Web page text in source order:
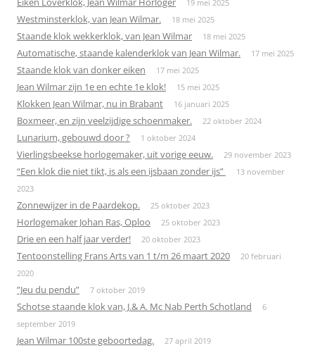
19 mei 2025
Westminsterklok, van Jean Wilmar. 18 mei 2025
Staande klok wekkerklok, van Jean Wilmar 18 mei 2025
Automatische, staande kalenderklok van Jean Wilmar. 17 mei 2025
Staande klok van donker eiken 17 mei 2025
Jean Wilmar zijn 1e en echte 1e klok! 15 mei 2025
Klokken Jean Wilmar, nu in Brabant 16 januari 2025
Boxmeer, en zijn veelzijdige schoenmaker. 22 oktober 2024
Lunarium, gebouwd door ? 1 oktober 2024
Vierlingsbeekse horlogemaker, uit vorige eeuw. 29 november 2023
“Een klok die niet tikt, is als een ijsbaan zonder ijs”
13 november
2023
Zonnewijzer in de Paardekop. 25 oktober 2023
Horlogemaker Johan Ras, Oploo 25 oktober 2023
Drie en een half jaar verder! 20 oktober 2023
Tentoonstelling Frans Arts van 1 t/m 26 maart 2020
20 februari
2020
”Jeu du pendu” 7 oktober 2019
Schotse staande klok van, J.& A. Mc Nab Perth Schotland
6
september 2019
Jean Wilmar 100ste geboortedag. 27 april 2019